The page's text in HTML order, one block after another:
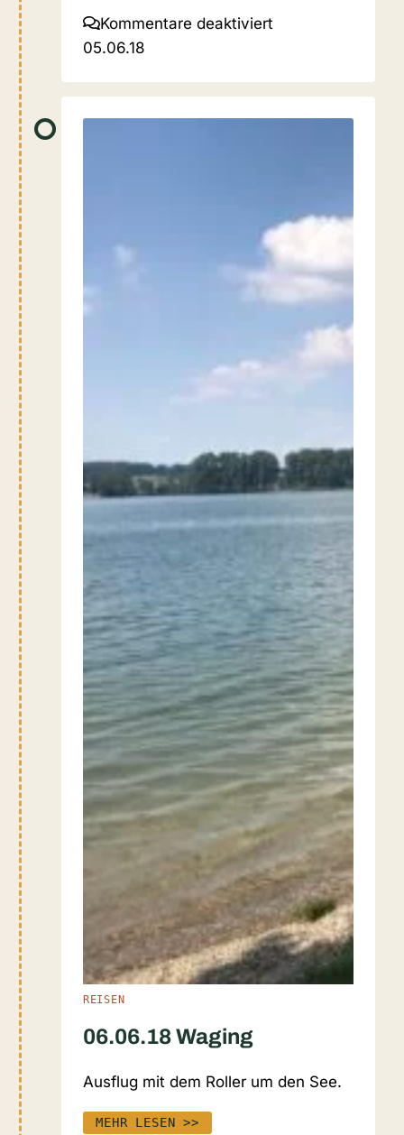
Kommentare deaktiviert
–
Waging
05.06.18
REISEN
06.06.18 Waging
Ausflug mit dem Roller um den See.
MEHR LESEN >>